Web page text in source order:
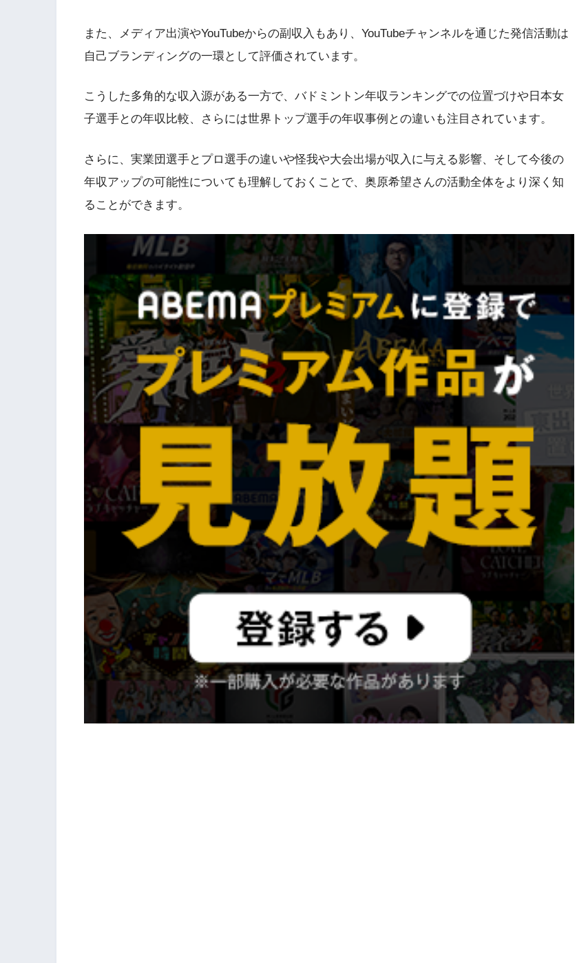
また、メディア出演やYouTubeからの副収入もあり、YouTubeチャンネルを通じた発信活動は
自己ブランディングの一環として評価されています。
こうした多角的な収入源がある一方で、バドミントン年収ランキングでの位置づけや日本女
子選手との年収比較、さらには世界トップ選手の年収事例との違いも注目されています。
さらに、実業団選手とプロ選手の違いや怪我や大会出場が収入に与える影響、そして今後の
年収アップの可能性についても理解しておくことで、奥原希望さんの活動全体をより深く知
ることができます。